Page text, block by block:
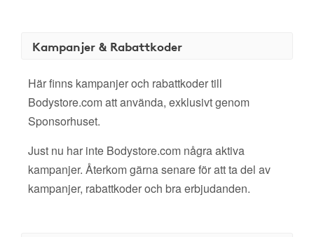
Kampanjer & Rabattkoder
Här finns kampanjer och rabattkoder till
Bodystore.com att använda, exklusivt genom
Sponsorhuset.
Just nu har inte Bodystore.com några aktiva
kampanjer. Återkom gärna senare för att ta del av
kampanjer, rabattkoder och bra erbjudanden.